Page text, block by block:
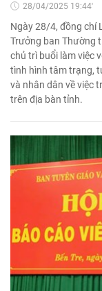
28/04/2025 19:44'
Ngày 28/4, đồng chí
Trưởng ban Thường
chủ trì buổi làm việc
tình hình tâm trạng,
và nhân dân về việc
trên địa bàn tỉnh.